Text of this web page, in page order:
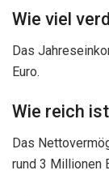
Wie viel
Das
Euro.
Wie reich
Das
rund 3 Millionen